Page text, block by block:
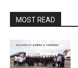
MOST READ